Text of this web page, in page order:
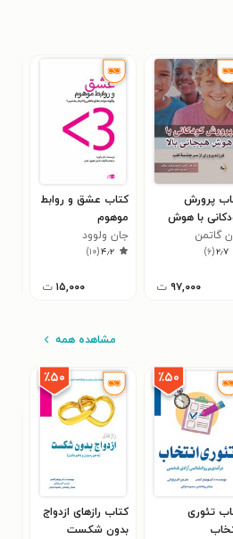
پرورش
با هوش
بالا
گاتمن
۲٫۷(۶)
۹۷,۰۰۰ ت
کتاب عشق و روابط
موهوم
جان ولوود
۴٫۲(۱۰)
۱۵,۰۰۰ ت
مشاهده همه
٪۵۰
تئوری
٪۵۰
کتاب رازهای ازدواج
بدون شکست